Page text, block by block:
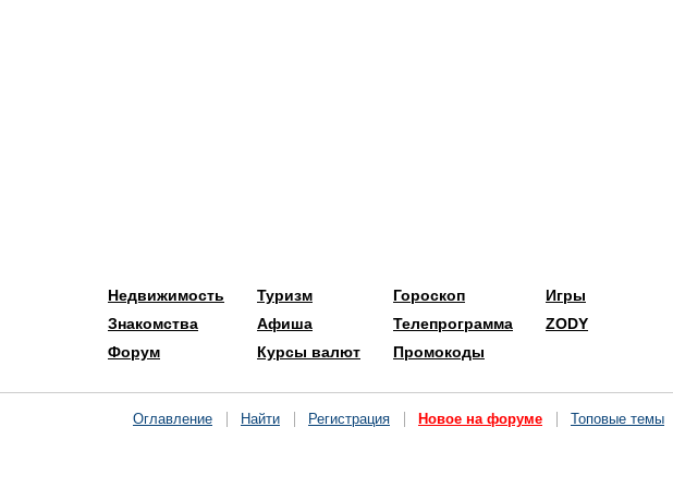
Недвижимость
Знакомства
Форум
Туризм
Афиша
Курсы валют
Гороскоп
Телепрограмма
Промокоды
Игры
ZODY
Оглавление Найти Регистрация Новое на форуме Топовые темы